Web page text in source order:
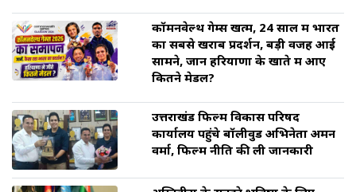
कॉमनवेल्थ गेम्स खत्म, 24 साल में भारत
का सबसे खराब प्रदर्शन, बड़ी वजह आई
सामने, जानें हरियाणा के खाते में आए
कितने मेडल?
उत्तराखंड फिल्म विकास परिषद
कार्यालय पहुंचे बॉलीवुड अभिनेता अमन
वर्मा, फिल्म नीति की ली जानकारी